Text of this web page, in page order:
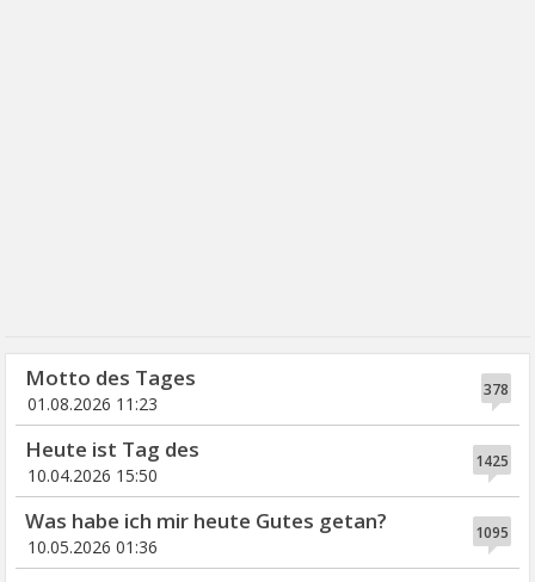
378
Motto des Tages
01.08.2026 11:23
1425
Heute ist Tag des
10.04.2026 15:50
1095
Was habe ich mir heute Gutes getan?
10.05.2026 01:36